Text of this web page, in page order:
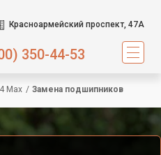
Красноармейский проспект, 47А
350-44-53
Max / Замена подшипников